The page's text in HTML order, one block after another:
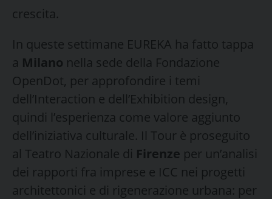
crescita.
In queste settimane EUREKA ha fatto tappa
a Milano nella sede della Fondazione
OpenDot, per approfondire i temi
dell’Interaction e dell’Exhibition design,
quindi l’esperienza come valore aggiunto
dell’iniziativa culturale. Il Tour è proseguito
al Teatro Nazionale di Firenze per un’analisi
dei rapporti fra imprese e ICC nei progetti
architettonici e di rigenerazione urbana: per